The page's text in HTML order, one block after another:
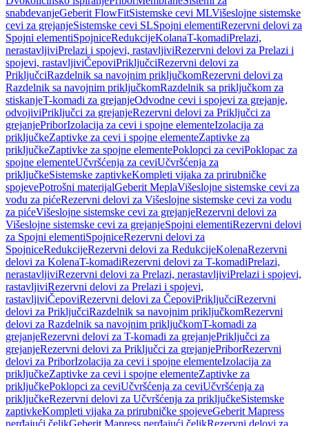
snabdevanjeGeberit FlowFitSistemske cevi MLVišeslojne sistemske
cevi za grejanjeSistemske cevi SLSpojni elementiRezervni delovi za
Spojni elementiSpojniceRedukcijeKolanaT-komadiPrelazi,
nerastavljiviPrelazi i spojevi, rastavljiviRezervni delovi za Prelazi i
spojevi, rastavljiviČepoviPriključciRezervni delovi za
PriključciRazdelnik sa navojnim priključkomRezervni delovi za
Razdelnik sa navojnim priključkomRazdelnik sa priključkom za
stiskanjeT-komadi za grejanjeOdvodne cevi i spojevi za grejanje,
odvojiviPriključci za grejanjeRezervni delovi za Priključci za
grejanjePriborIzolacija za cevi i spojne elementeIzolacija za
priključkeZaptivke za cevi i spojne elementeZaptivke za
priključkeZaptivke za spojne elementePoklopci za ceviPoklopac za
spojne elementeUčvršćenja za ceviUčvršćenja za
priključkeSistemske zaptivkeKompleti vijaka za prirubničke
spojevePotrošni materijalGeberit MeplaVišeslojne sistemske cevi za
vodu za pićeRezervni delovi za Višeslojne sistemske cevi za vodu
za pićeVišeslojne sistemske cevi za grejanjeRezervni delovi za
Višeslojne sistemske cevi za grejanjeSpojni elementiRezervni delovi
za Spojni elementiSpojniceRezervni delovi za
SpojniceRedukcijeRezervni delovi za RedukcijeKolenaRezervni
delovi za KolenaT-komadiRezervni delovi za T-komadiPrelazi,
nerastavljiviRezervni delovi za Prelazi, nerastavljiviPrelazi i spojevi,
rastavljiviRezervni delovi za Prelazi i spojevi,
rastavljiviČepoviRezervni delovi za ČepoviPriključciRezervni
delovi za PriključciRazdelnik sa navojnim priključkomRezervni
delovi za Razdelnik sa navojnim priključkomT-komadi za
grejanjeRezervni delovi za T-komadi za grejanjePriključci za
grejanjeRezervni delovi za Priključci za grejanjePriborRezervni
delovi za PriborIzolacija za cevi i spojne elementeIzolacija za
priključkeZaptivke za cevi i spojne elementeZaptivke za
priključkePoklopci za ceviUčvršćenja za ceviUčvršćenja za
priključkeRezervni delovi za Učvršćenja za priključkeSistemske
zaptivkeKompleti vijaka za prirubničke spojeveGeberit Mapress
nerđajući čelikGeberit Mapress nerđajući čelikRezervni delovi za